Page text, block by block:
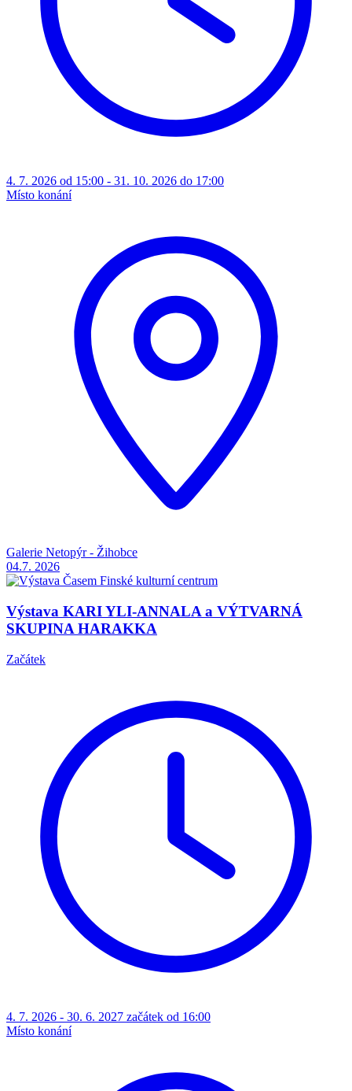
4. 7. 2026 od 15:00 - 31. 10. 2026 do 17:00
Místo konání
Galerie Netopýr - Žihobce
04.7. 2026
Výstava KARI YLI-ANNALA a VÝTVARNÁ
SKUPINA HARAKKA
Začátek
4. 7. 2026 - 30. 6. 2027 začátek od 16:00
Místo konání